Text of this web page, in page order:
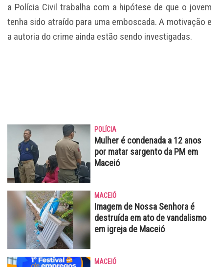
a Polícia Civil trabalha com a hipótese de que o jovem
tenha sido atraído para uma emboscada. A motivação e
a autoria do crime ainda estão sendo investigadas.
POLÍCIA
Mulher é condenada a 12 anos
por matar sargento da PM em
Maceió
MACEIÓ
Imagem de Nossa Senhora é
destruída em ato de vandalismo
em igreja de Maceió
MACEIÓ